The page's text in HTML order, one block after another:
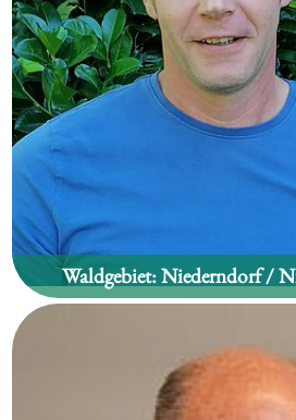
Waldgebiet:Niederndorf /